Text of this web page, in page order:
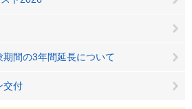
間の3年間延長について
交付